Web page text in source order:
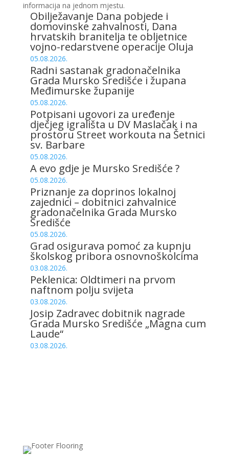
informacija na jednom mjestu.
Obilježavanje Dana pobjede i
domovinske zahvalnosti, Dana
hrvatskih branitelja te obljetnice
vojno-redarstvene operacije Oluja
05.08.2026.
Radni sastanak gradonačelnika
Grada Mursko Središće i župana
Međimurske županije
05.08.2026.
Potpisani ugovori za uređenje
dječjeg igrališta u DV Maslačak i na
prostoru Street workouta na Šetnici
sv. Barbare
05.08.2026.
A evo gdje je Mursko Središće ?
05.08.2026.
Priznanje za doprinos lokalnoj
zajednici – dobitnici zahvalnice
gradonačelnika Grada Mursko
Središće
05.08.2026.
Grad osigurava pomoć za kupnju
školskog pribora osnovnoškolcima
03.08.2026.
Peklenica: Oldtimeri na prvom
naftnom polju svijeta
03.08.2026.
Josip Zadravec dobitnik nagrade
Grada Mursko Središće „Magna cum
Laude“
03.08.2026.